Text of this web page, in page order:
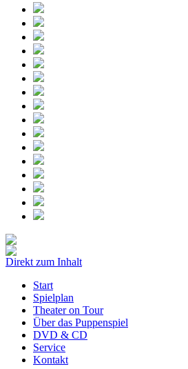
Direkt zum Inhalt
Start
Spielplan
Theater on Tour
Über das Puppenspiel
DVD & CD
Service
Kontakt